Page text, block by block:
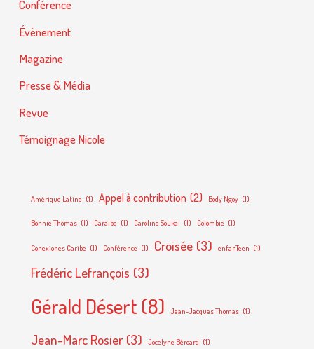
h
e
r
:
Conférence
Évènement
Magazine
Presse & Média
Revue
Témoignage Nicole
Amérique Latine (1) Appel à contribution (2) Body Ngoy (1)
Bonnie Thomas (1) Caraïbe (1) Caroline Soukaï (1) Colombie (1)
Conexiones Caribe (1) Conférence (1) Croisée (3) enfanTeen (1)
Frédéric Lefrançois (3)
Gérald Désert (8) Jean-Jacques Thomas (1)
Jean-Marc Rosier (3) Jocelyne Béroard (1)